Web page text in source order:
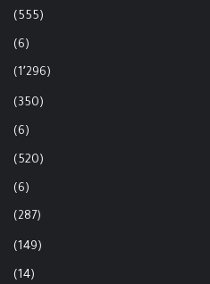
(555)
(6)
(1٬296)
(350)
(6)
(520)
(6)
(287)
(149)
(14)